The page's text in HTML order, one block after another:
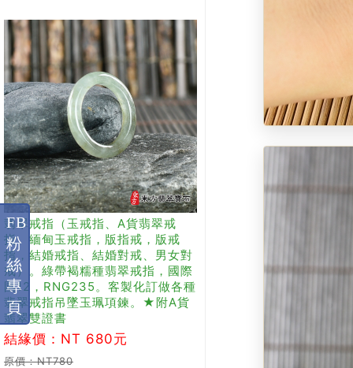
翡翠戒指（玉戒指、A貨翡翠戒
指、緬甸玉戒指，版指戒，版戒
指，結婚戒指、結婚對戒、男女對
戒）。綠帶褐糯種翡翠戒指，國際
圍12，RNG235。客製化訂做各種
翡翠戒指吊墜玉珮項鍊。★附A貨
翡翠雙證書
結緣價：NT 680元
原價：NT780
FB
粉
絲
專
頁